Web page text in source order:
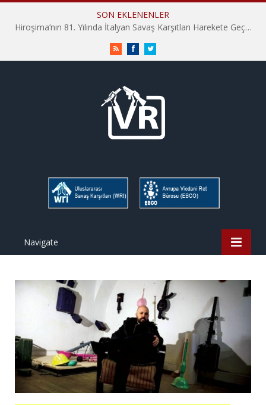
SON EKLENENLER
Hiroşima’nın 81. Yılında İtalyan Savaş Karşıtları Harekete Geçti: “Hatırlamak yeterli değil”
RSS FacebookTwitter
Navigate